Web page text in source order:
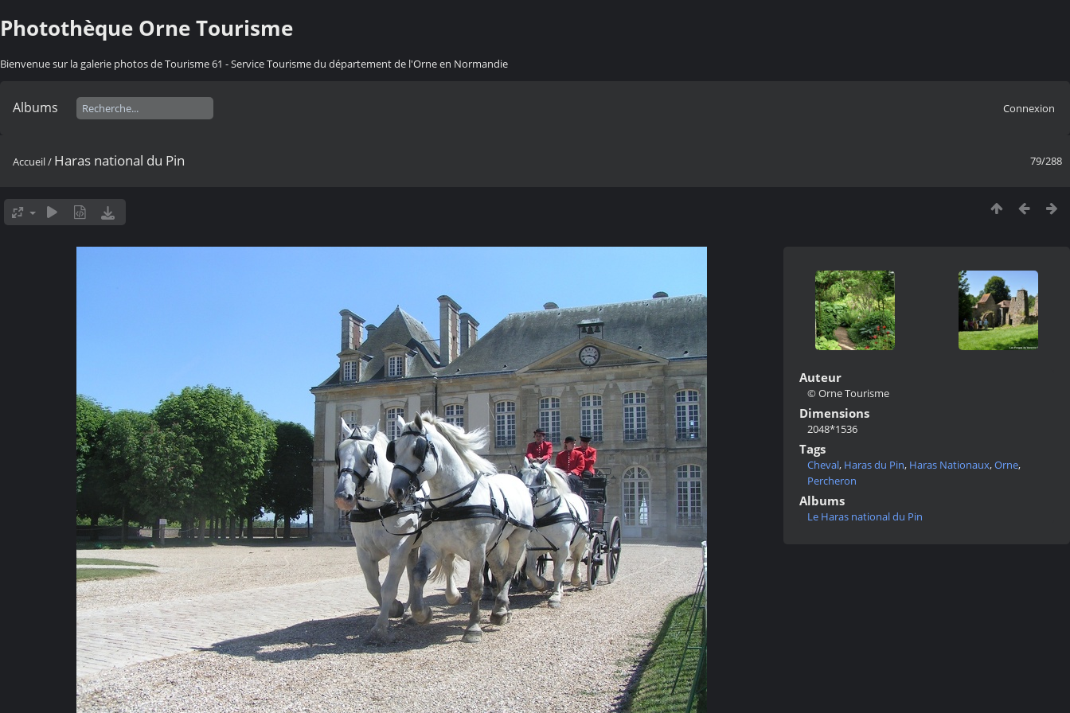
Photothèque Orne Tourisme
Bienvenue sur la galerie photos de Tourisme 61 - Service Tourisme du département de l'Orne en Normandie
Albums Connexion
79/288
Accueil/ Haras national du Pin
Auteur
© Orne Tourisme
Dimensions
2048*1536
Tags
Cheval, Haras du Pin, Haras Nationaux,Orne,
Percheron
Albums
Le Haras national du Pin